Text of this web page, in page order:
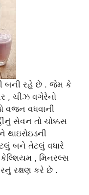
બની રહે છે . જેમ કે
, ચીઝ વગેરેનો
વજન વધવાની
સેવન તો ચોક્કસ
બને તેટલું વધારે
, મિનરલ્સ
રક્ષણ કરે છે .